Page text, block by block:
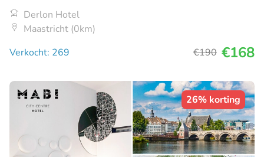
Derlon Hotel
Maastricht (0km)
Verkocht: 269
€190 €168
26% korting